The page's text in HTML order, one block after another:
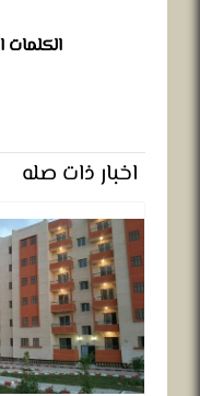
الكلمات
اخبار ذات صله